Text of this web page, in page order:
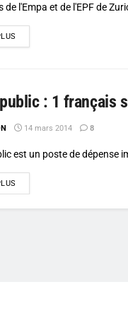
de l'Empa et de l'EPF de
: 1 français
14 mars 2014 8
est un poste de dépense